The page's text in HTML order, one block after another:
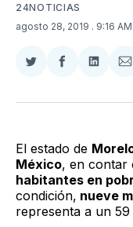
24NOTICIAS
agosto 28, 2019 . 9:16 AM
Compartir
Twitter
Compartir
Facebook
El estado de
México, en contar
habitantes en
condición, nueve
representa a un 59